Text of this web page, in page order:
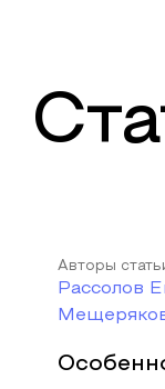
Авторы
Рассолов